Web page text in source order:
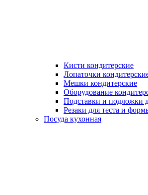
Кисти кондитерские
Лопаточки
Мешки кондитерские
Оборудование
Подставки и подложки
Резаки для теста и
Посуда кухонная